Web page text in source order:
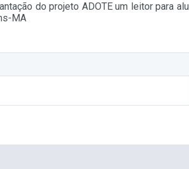
do projeto ADOTE um leitor para
MA